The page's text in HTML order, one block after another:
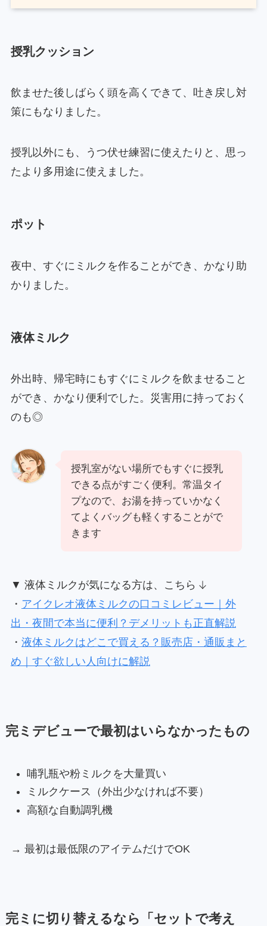
授乳クッション
飲ませた後しばらく頭を高くできて、吐き戻し対
策にもなりました。
授乳以外にも、うつ伏せ練習に使えたりと、思っ
たより多用途に使えました。
ポット
夜中、すぐにミルクを作ることができ、かなり助
かりました。
液体ミルク
外出時、帰宅時にもすぐにミルクを飲ませること
ができ、かなり便利でした。災害用に持っておく
のも◎
授乳室がない場所でもすぐに授乳
できる点がすごく便利。常温タイ
プなので、お湯を持っていかなく
てよくバッグも軽くすることがで
きます
▼ 液体ミルクが気になる方は、こちら
・ アイクレオ液体ミルクの口コミレビュー｜外
出・夜間で本当に便利？デメリットも正直解説
・ 液体ミルクはどこで買える？販売店・通販まと
め｜すぐ欲しい人向けに解説
完ミデビューで最初はいらなかったもの
哺乳瓶や粉ミルクを大量買い
ミルクケース（外出少なければ不要）
高額な自動調乳機
→ 最初は最低限のアイテムだけでOK
完ミに切り替えるなら「セットで考え